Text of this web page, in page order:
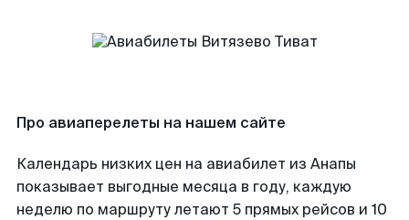
Про авиаперелеты на нашем сайте
Календарь низких цен на авиабилет из Анапы
показывает выгодные месяца в году, каждую
неделю по маршруту летают 5 прямых рейсов и 10